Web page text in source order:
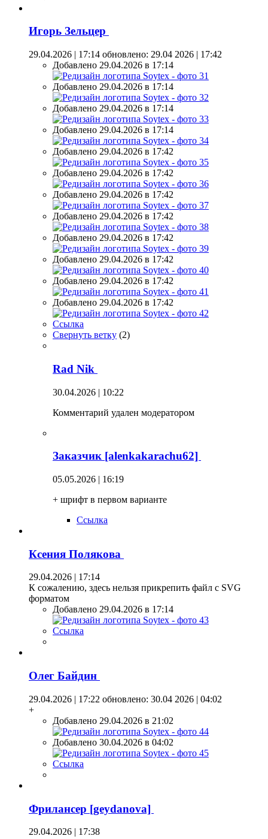
Игорь Зельцер
29.04.2026 | 17:14 обновлено: 29.04 2026 | 17:42
Добавлено 29.04.2026 в 17:14
Добавлено 29.04.2026 в 17:14
Добавлено 29.04.2026 в 17:14
Добавлено 29.04.2026 в 17:14
Добавлено 29.04.2026 в 17:42
Добавлено 29.04.2026 в 17:42
Добавлено 29.04.2026 в 17:42
Добавлено 29.04.2026 в 17:42
Добавлено 29.04.2026 в 17:42
Добавлено 29.04.2026 в 17:42
Добавлено 29.04.2026 в 17:42
Добавлено 29.04.2026 в 17:42
Ссылка
Свернуть ветку (2)
Rad Nik
30.04.2026 | 10:22
Комментарий удален модератором
Заказчик [alenkakarachu62]
05.05.2026 | 16:19
+ шрифт в первом варианте
Ссылка
Ксения Полякова
29.04.2026 | 17:14
К сожалению, здесь нельзя прикрепить файл с SVG
форматом
Добавлено 29.04.2026 в 17:14
Ссылка
Олег Байдин
29.04.2026 | 17:22 обновлено: 30.04 2026 | 04:02
+
Добавлено 29.04.2026 в 21:02
Добавлено 30.04.2026 в 04:02
Ссылка
Фрилансер [geydanova]
29.04.2026 | 17:38